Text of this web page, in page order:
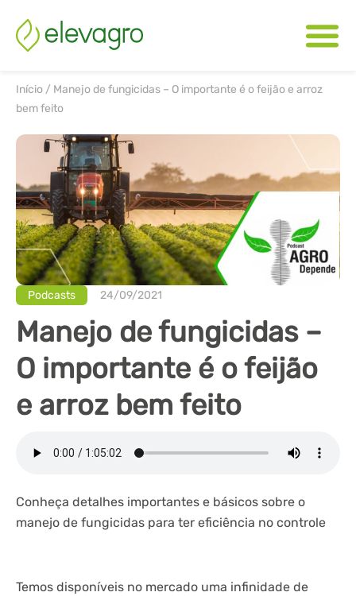
Início / Manejo de fungicidas – O importante é o feijão e arroz
bem feito
Podcasts 24/09/2021
Manejo de fungicidas –
O importante é o feijão
e arroz bem feito
Conheça detalhes importantes e básicos sobre o
manejo de fungicidas para ter eficiência no controle
Temos disponíveis no mercado uma infinidade de